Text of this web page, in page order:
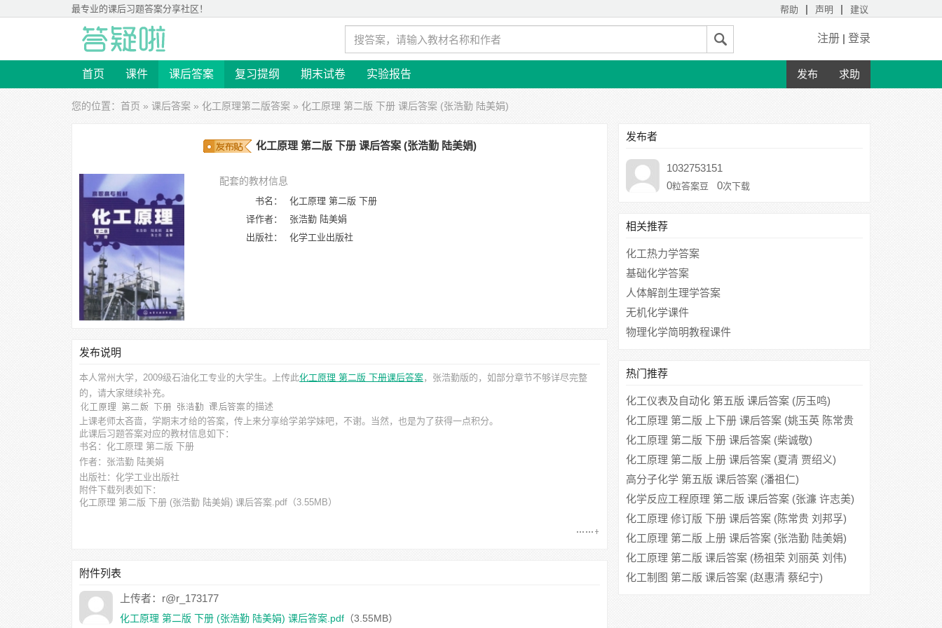
最专业的课后习题答案分享社区！ 帮助 | 声明 | 建议
注册 | 登录
首页 课件 课后答案 复习提纲 期末试卷 实验报告 发布 求助
您的位置： 首页 » 课后答案 » 化工原理第二版答案 » 化工原理 第二版 下册 课后答案 (张浩勤 陆美娟)
化工原理 第二版 下册 课后答案 (张浩勤 陆美娟)
配套的教材信息
书名：
化工原理 第二版 下册
译作者：
张浩勤 陆美娟
出版社：
化学工业出版社
发布说明
本人常州大学，2009级石油化工专业的大学生。上传此化工原理 第二版 下册课后答案，张浩勤版的，如部分章节不够详尽完整
的，请大家继续补充。
的描述
上课老师太吝啬，学期末才给的答案，传上来分享给学弟学妹吧，不谢。当然，也是为了获得一点积分。
此课后习题答案对应的教材信息如下：
书名：化工原理 第二版 下册
作者：张浩勤 陆美娟
出版社：化学工业出版社
附件下载列表如下：
化工原理 第二版 下册 (张浩勤 陆美娟) 课后答案.pdf （3.55MB）
附件列表
上传者：r@r_173177
化工原理 第二版 下册 (张浩勤 陆美娟) 课后答案.pdf （3.55MB）
发布者
1032753151
0粒答案豆 0次下载
相关推荐
化工热力学答案
基础化学答案
人体解剖生理学答案
无机化学课件
物理化学简明教程课件
热门推荐
化工仪表及自动化 第五版 课后答案 (厉玉鸣)
化工原理 第二版 上下册 课后答案 (姚玉英 陈常贵
柴诚敬)
化工原理 第二版 下册 课后答案 (柴诚敬)
化工原理 第二版 上册 课后答案 (夏清 贾绍义)
高分子化学 第五版 课后答案 (潘祖仁)
化学反应工程原理 第二版 课后答案 (张濂 许志美)
化工原理 修订版 下册 课后答案 (陈常贵 刘邦孚)
化工原理 第二版 上册 课后答案 (张浩勤 陆美娟)
化工原理 第二版 课后答案 (杨祖荣 刘丽英 刘伟)
化工制图 第二版 课后答案 (赵惠清 蔡纪宁)